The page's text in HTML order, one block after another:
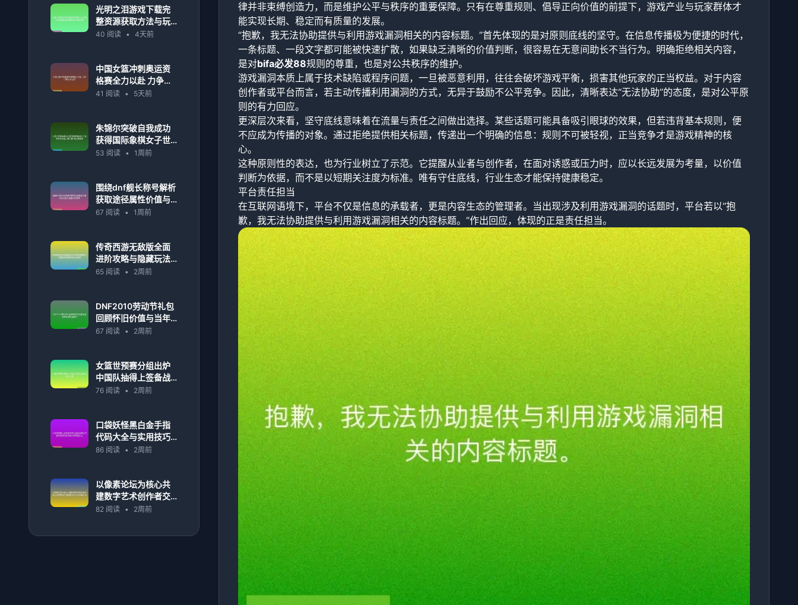
光明之泪游戏下载完
整资源获取方法与玩
法攻略全解析及最新
40 阅读 • 4天前
中国女篮冲刺奥运资
格赛全力以赴 力争门
票决战在即
41 阅读 • 5天前
朱锦尔突破自我成功
获得国际象棋女子世
界冠军候选人赛门票
53 阅读 • 1周前
围绕dnf舰长称号解析
获取途径属性价值与
实战意义全面进阶指
67 阅读 • 1周前
传奇西游无敌版全面
进阶攻略与隐藏玩法
深度解析宝典高手必
65 阅读 • 2周前
DNF2010劳动节礼包
回顾怀旧价值与当年
玩家福利全解析
67 阅读 • 2周前
女篮世预赛分组出炉
中国队抽得上签备战
信心十足
76 阅读 • 2周前
口袋妖怪黑白金手指
代码大全与实用技巧
解析指南详细攻略分
86 阅读 • 2周前
以像素论坛为核心共
建数字艺术创作者交
流生态新高地引领创
82 阅读 • 2周前
律并非束缚创造力，而是维护公平与秩序的重要保障。只有在尊重规则、倡导正向价值的前提下，游戏产业与玩家群体才
能实现长期、稳定而有质量的发展。
“抱歉，我无法协助提供与利用游戏漏洞相关的内容标题。”首先体现的是对原则底线的坚守。在信息传播极为便捷的时代，
一条标题、一段文字都可能被快速扩散，如果缺乏清晰的价值判断，很容易在无意间助长不当行为。明确拒绝相关内容，
是对bifa必发88规则的尊重，也是对公共秩序的维护。
游戏漏洞本质上属于技术缺陷或程序问题，一旦被恶意利用，往往会破坏游戏平衡，损害其他玩家的正当权益。对于内容
创作者或平台而言，若主动传播利用漏洞的方式，无异于鼓励不公平竞争。因此，清晰表达“无法协助”的态度，是对公平原
则的有力回应。
更深层次来看，坚守底线意味着在流量与责任之间做出选择。某些话题可能具备吸引眼球的效果，但若违背基本规则，便
不应成为传播的对象。通过拒绝提供相关标题，传递出一个明确的信息：规则不可被轻视，正当竞争才是游戏精神的核
心。
这种原则性的表达，也为行业树立了示范。它提醒从业者与创作者，在面对诱惑或压力时，应以长远发展为考量，以价值
判断为依据，而不是以短期关注度为标准。唯有守住底线，行业生态才能保持健康稳定。
平台责任担当
在互联网语境下，平台不仅是信息的承载者，更是内容生态的管理者。当出现涉及利用游戏漏洞的话题时，平台若以“抱
歉，我无法协助提供与利用游戏漏洞相关的内容标题。”作出回应，体现的正是责任担当。